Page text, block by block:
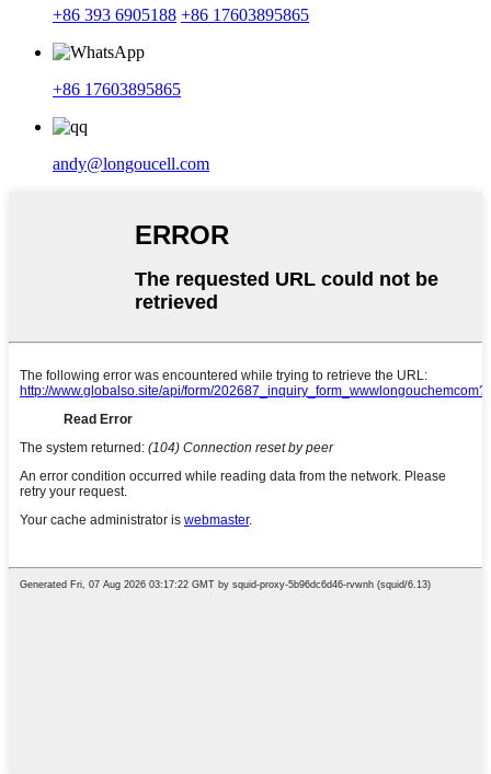
+86 393 6905188 +86 17603895865
+86 17603895865
andy@longoucell.com